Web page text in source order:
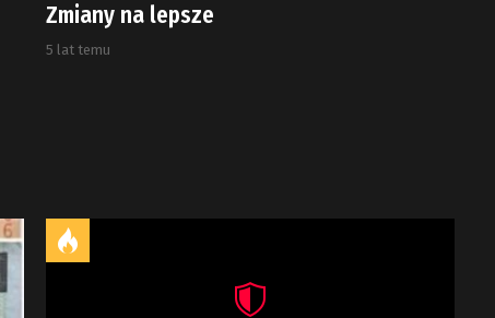
Zmiany na lepsze
5 lat temu